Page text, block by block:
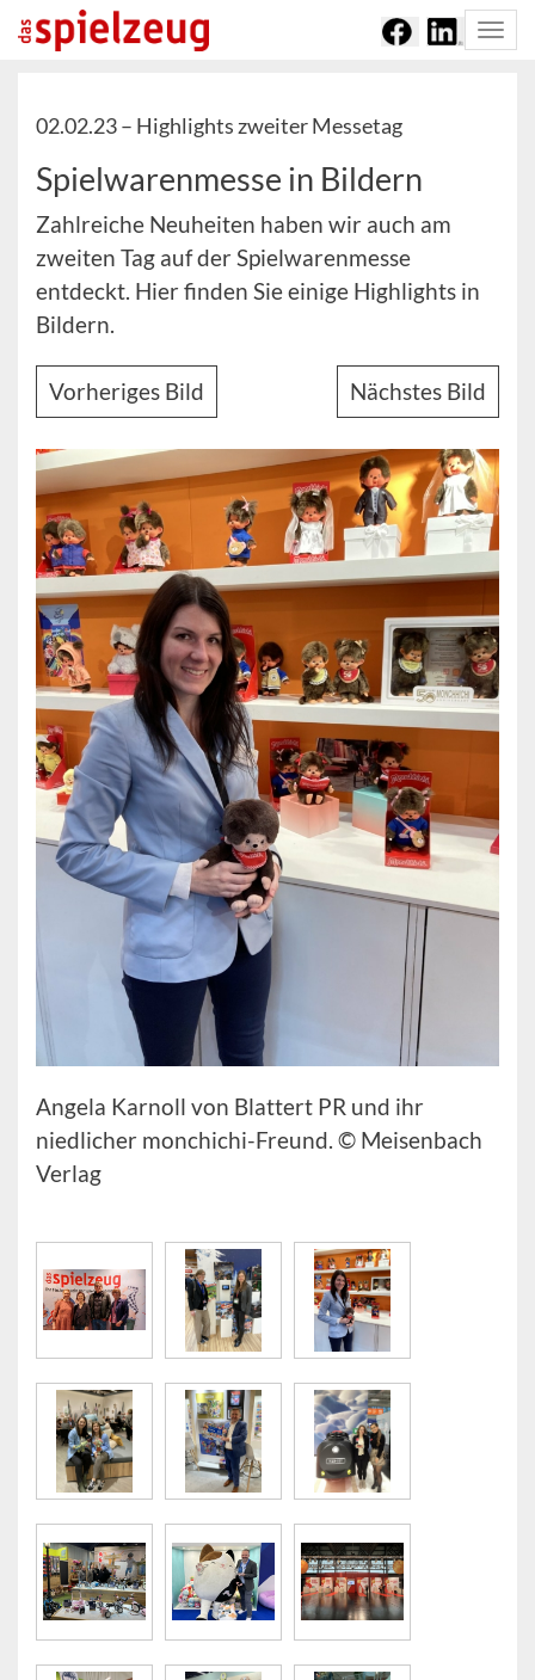
02.02.23 – Highlights zweiter Messetag
Spielwarenmesse in Bildern
Zahlreiche Neuheiten haben wir auch am
zweiten Tag auf der Spielwarenmesse
entdeckt. Hier finden Sie einige Highlights in
Bildern.
Vorheriges Bild Nächstes Bild
Angela Karnoll von Blattert PR und ihr
niedlicher monchichi-Freund. © Meisenbach
Verlag